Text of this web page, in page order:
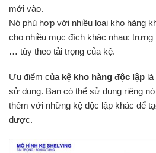
mới vào.
Nó phù hợp với nhiều loại kho hàng
cho nhiều mục đích khác nhau:
… tùy theo tải trọng của kệ.
Ưu điểm của kệ kho hàng độc lập
sử dụng. Bạn có thể sử dụng riêng
thêm với những kệ độc lập khác để
được.